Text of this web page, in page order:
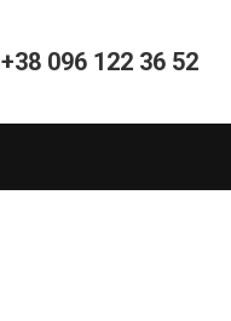
+38 096 122 36 52